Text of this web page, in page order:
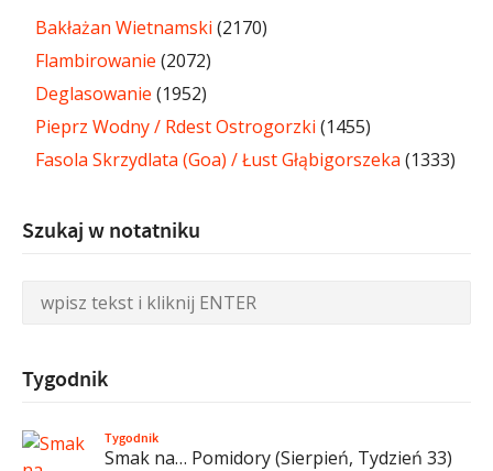
Bakłażan Wietnamski (2170)
Flambirowanie (2072)
Deglasowanie (1952)
Pieprz Wodny / Rdest Ostrogorzki (1455)
Fasola Skrzydlata (Goa) / Łust Głąbigorszeka (1333)
Szukaj w notatniku
Tygodnik
Tygodnik
Smak na… Pomidory (Sierpień, Tydzień 33)